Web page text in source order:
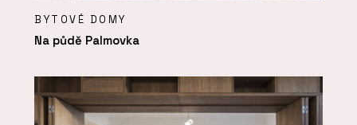
BYTOVÉ DOMY
Na půdě Palmovka